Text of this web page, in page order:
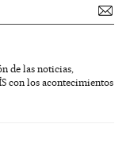
de las noticias,
con los acontecimientos